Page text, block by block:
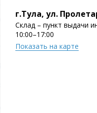
г.Тула, ул.
Склад – пункт выдачи
10:00–17:00
Показать на карте